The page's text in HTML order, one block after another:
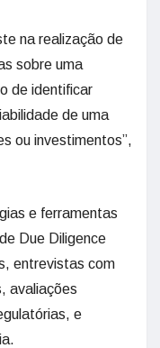
na realização de
sobre uma
de identificar
de uma
ou investimentos”,
e ferramentas
Due Diligence
entrevistas com
avaliações
e